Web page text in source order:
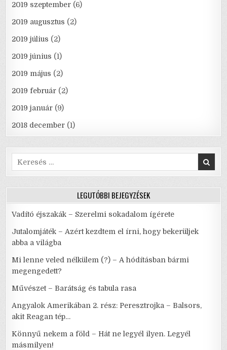
2019 szeptember (6)
2019 augusztus (2)
2019 július (2)
2019 június (1)
2019 május (2)
2019 február (2)
2019 január (9)
2018 december (1)
Search
for:
LEGUTÓBBI BEJEGYZÉSEK
Vadító éjszakák – Szerelmi sokadalom ígérete
Jutalomjáték – Azért kezdtem el írni, hogy bekerüljek
abba a világba
Mi lenne veled nélkülem (?) – A hódításban bármi
megengedett?
Művészet – Barátság és tabula rasa
Angyalok Amerikában 2. rész: Peresztrojka – Balsors,
akit Reagan tép…
Könnyű nekem a föld – Hát ne legyél ilyen. Legyél
másmilyen!